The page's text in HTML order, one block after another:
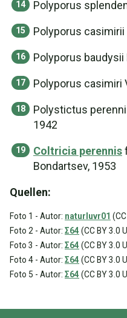
Polyporus
Polyporus casimirii
Polyporus baudysii
Polyporus casimiri
Polystictus
1942
Coltricia perennis
Bondartsev, 1953
Quellen:
Foto 1 - Autor: naturluvr01
Foto 2 - Autor: Σ64 (CC BY 3.0
Foto 3 - Autor: Σ64 (CC BY 3.0
Foto 4 - Autor: Σ64 (CC BY 3.0
Foto 5 - Autor: Σ64 (CC BY 3.0